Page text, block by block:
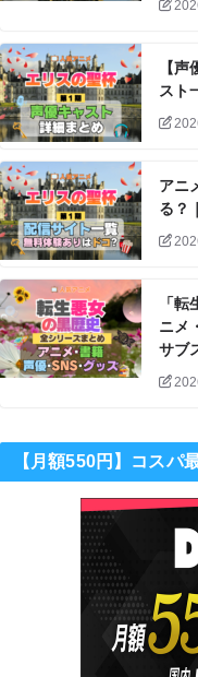
【
スト
アニ
る？
「
ニメ
サブ
【月額550円】コスパ